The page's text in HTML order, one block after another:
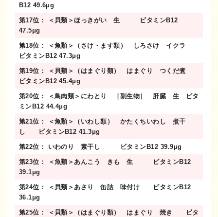
B12 49.6μg
第17位： ＜貝類＞ほっきがい 生 ビタミンB12
47.5μg
第18位： ＜魚類＞（さけ・ます類） しろさけ イクラ
ビタミンB12 47.3μg
第19位： ＜貝類＞（はまぐり類） はまぐり つくだ煮
ビタミンB12 45.4μg
第20位： ＜鳥肉類＞にわとり ［副生物］ 肝臓 生 ビタ
ミンB12 44.4μg
第21位： ＜魚類＞（いわし類） かたくちいわし 煮干
し ビタミンB12 41.3μg
第22位： いわのり 素干し ビタミンB12 39.9μg
第23位： ＜魚類＞あんこう きも 生 ビタミンB12
39.1μg
第24位： ＜貝類＞あさり 缶詰 味付け ビタミンB12
36.1μg
第25位： ＜貝類＞（はまぐり類） はまぐり 焼き ビタ